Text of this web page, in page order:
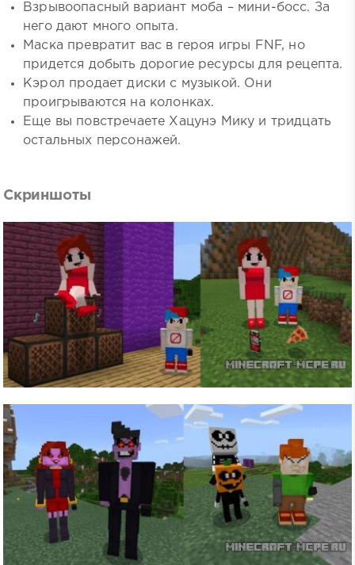
Взрывоопасный вариант моба – мини-босс. За
него дают много опыта.
Маска превратит вас в героя игры FNF, но
придется добыть дорогие ресурсы для рецепта.
Кэрол продает диски с музыкой. Они
проигрываются на колонках.
Еще вы повстречаете Хацунэ Мику и тридцать
остальных персонажей.
Скриншоты